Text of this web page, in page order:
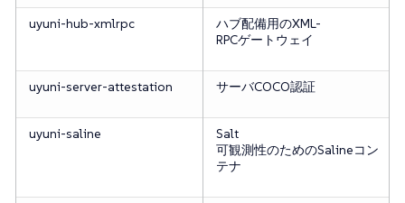
uyuni-hub-xmlrpc
ハブ配備用のXML-
RPCゲートウェイ
uyuni-server-attestation サーバCOCO認証
uyuni-saline
Salt
可観測性のためのSalineコン
テナ